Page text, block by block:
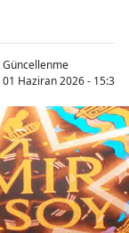
Güncellenme
01 Haziran 2026 - 15:32